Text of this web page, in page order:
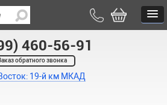
460-56-91
обратного звонка
19-й км МКАД